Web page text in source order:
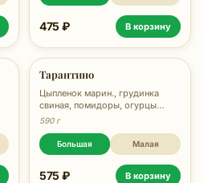
475 ₽ В корзину
Тарантино
Цыпленок марин., грудинка
свиная, помидоры, огурцы
марин., брокколи, лук, сыр,
590 г
Большая Малая
575 ₽ В корзину